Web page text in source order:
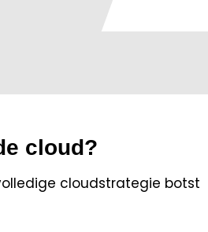
cloud?
cloudstrategie botst